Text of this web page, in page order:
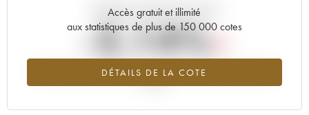
Accès gratuit et illimité
aux statistiques de plus de 150 000 cotes
DÉTAILS DE LA COTE
Tendance actuelle de la cote
-2.14%
Tendance à la baisse du millésime 2012 en 2026 par rapport à